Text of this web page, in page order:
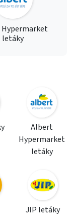
letáky
Albert
Hypermarket
letáky
JIP letáky